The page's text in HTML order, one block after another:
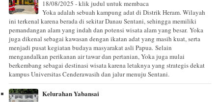
18/08/2025 - klik judul untuk membaca
Yoka adalah sebuah kampung adat di Distrik Heram. Wilayah
ini terkenal karena berada di sekitar Danau Sentani, sehingga memiliki
pemandangan alam yang indah dan potensi wisata alam yang besar. Yoka
juga dikenal sebagai kawasan dengan ikatan adat yang masih kuat, serta
menjadi pusat kegiatan budaya masyarakat asli Papua. Selain
mengandalkan perikanan air tawar dan pertanian, Yoka juga mulai
berkembang sebagai destinasi wisata karena letaknya yang strategis dekat
kampus Universitas Cenderawasih dan jalur menuju Sentani.
Kelurahan Yabansai